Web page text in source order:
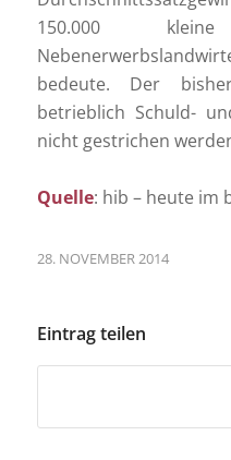
150.000
bedeute. Der
betrieblich Schuld-
nicht gestrichen
Quelle: hib – heute im
28. NOVEMBER 2014
Eintrag teilen